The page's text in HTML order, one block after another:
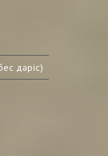
дәріс)